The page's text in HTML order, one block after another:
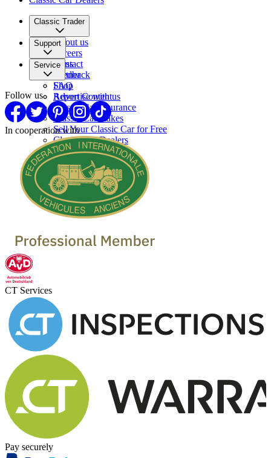
Classic Trader
About us
Careers
Press
Partner
Support
Contact
Feedback
FAQ
Report Content
Service
Shop
Advertise with us
Classic Car Insurance
Classic Car makes
Sell Your Classic Car for Free
Classic Car Dealers
Follow us
In cooperation with
CT Services
Pay securely